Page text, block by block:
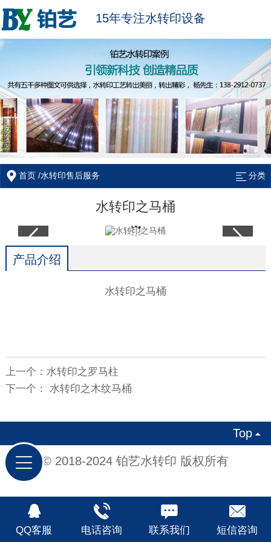
15年专注水转印设备
首页 /水转印售后服务 分类
水转印之马桶
产品介绍
水转印之马桶
上一个： 水转印之罗马柱
下一个： 水转印之木纹马桶
Top
© 2018-2024 铂艺水转印 版权所有
QQ客服 电话咨询 联系我们 短信咨询